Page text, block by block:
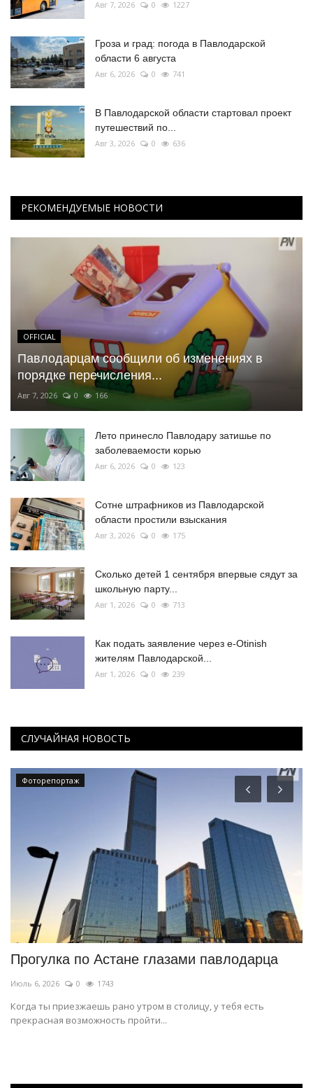
Авг 7, 2026 0 1227
Гроза и град: погода в Павлодарской
области 6 августа
Авг 6, 2026 0 741
В Павлодарской области стартовал проект
путешествий по...
Авг 3, 2026 0 636
РЕКОМЕНДУЕМЫЕ НОВОСТИ
OFFICIAL
Павлодарцам сообщили об изменениях в
порядке перечисления...
Авг 7, 2026 0 166
Лето принесло Павлодару затишье по
заболеваемости корью
Авг 6, 2026 0 123
Сотне штрафников из Павлодарской
области простили взыскания
Авг 3, 2026 0 175
Сколько детей 1 сентября впервые сядут за
школьную парту...
Авг 1, 2026 0 713
Как подать заявление через e-Otinish
жителям Павлодарской...
Авг 1, 2026 0 239
СЛУЧАЙНАЯ НОВОСТЬ
Фоторепортаж
Прогулка по Астане глазами павлодарца
Июль 6, 2026 0 1743
Когда ты приезжаешь рано утром в столицу, у тебя есть
прекрасная возможность пройти...